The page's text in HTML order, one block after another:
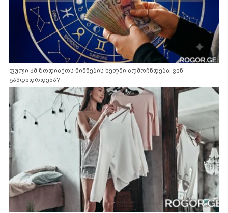
ფული ამ ზოდიაქოს ნიშნების ხელში აღმოჩნდება: ვინ
გამდიდრდება?